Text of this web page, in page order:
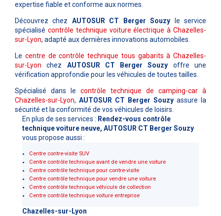
expertise fiable et conforme aux normes.
Découvrez chez AUTOSUR CT Berger Souzy le service
spécialisé contrôle technique voiture électrique à Chazelles-
sur-Lyon, adapté aux dernières innovations automobiles.
Le centre de contrôle technique tous gabarits à Chazelles-
sur-Lyon chez AUTOSUR CT Berger Souzy offre une
vérification approfondie pour les véhicules de toutes tailles.
Spécialisé dans le contrôle technique de camping-car à
Chazelles-sur-Lyon, AUTOSUR CT Berger Souzy assure la
sécurité et la conformité de vos véhicules de loisirs.
En plus de ses services : Rendez-vous contrôle
technique voiture neuve, AUTOSUR CT Berger Souzy
vous propose aussi :
Centre contre-visite SUV
Centre contrôle technique avant de vendre une voiture
Centre contrôle technique pour contre-visite
Centre contrôle technique pour vendre une voiture
Centre contrôle technique véhicule de collection
Centre contrôle technique voiture entreprise
Chazelles-sur-Lyon